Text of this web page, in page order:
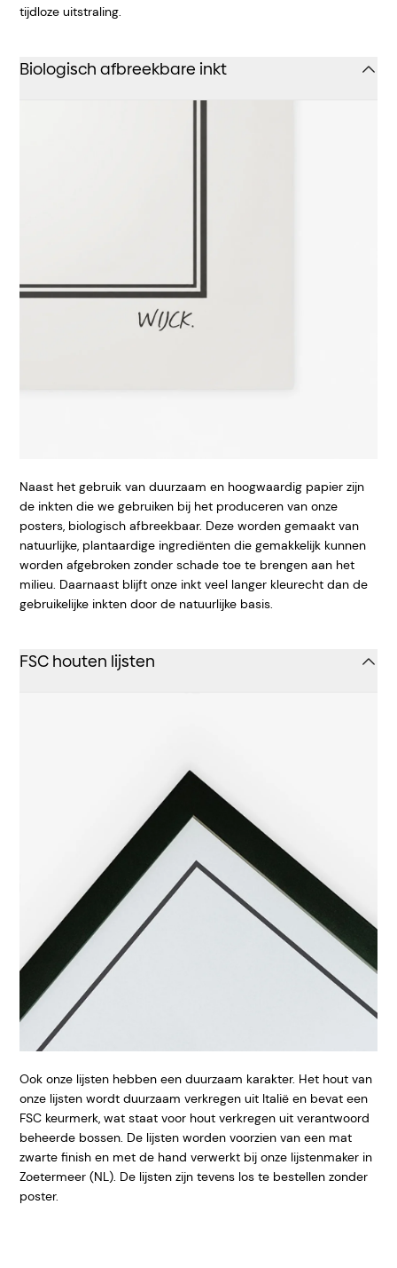
tijdloze uitstraling.
Biologisch afbreekbare inkt
Naast het gebruik van duurzaam en hoogwaardig papier zijn
de inkten die we gebruiken bij het produceren van onze
posters, biologisch afbreekbaar. Deze worden gemaakt van
natuurlijke, plantaardige ingrediënten die gemakkelijk kunnen
worden afgebroken zonder schade toe te brengen aan het
milieu. Daarnaast blijft onze inkt veel langer kleurecht dan de
gebruikelijke inkten door de natuurlijke basis.
FSC houten lijsten
Ook onze lijsten hebben een duurzaam karakter. Het hout van
onze lijsten wordt duurzaam verkregen uit Italië en bevat een
FSC keurmerk, wat staat voor hout verkregen uit verantwoord
beheerde bossen. De lijsten worden voorzien van een mat
zwarte finish en met de hand verwerkt bij onze lijstenmaker in
Zoetermeer (NL). De lijsten zijn tevens los te bestellen zonder
poster.